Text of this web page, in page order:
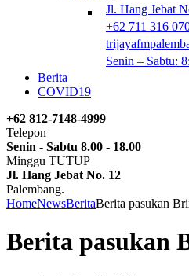
Jl. Hang Jebat
+62 711 316
Senin – Sabtu:
Berita
COVID19
+62 812-7148-4999
Telepon
Senin - Sabtu 8.00 - 18.00
Minggu TUTUP
Jl. Hang Jebat No. 12
Palembang.
HomeNewsBeritaBerita pasukan
Berita pasukan